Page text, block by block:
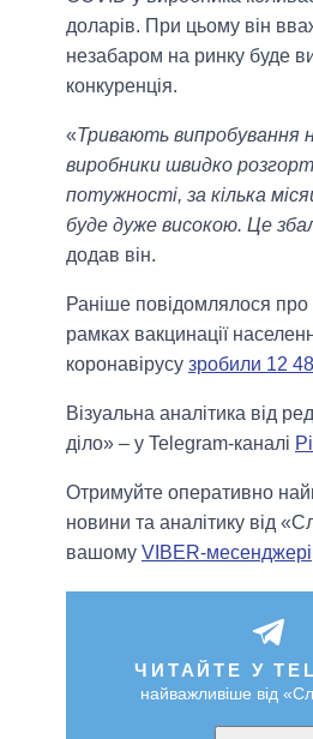
доларів. При цьому він
незабаром на ринку буде
конкуренція.
«Тривають випробування
виробники швидко
потужності, за кілька
буде дуже високою. Це
додав він.
Раніше повідомлялося про
рамках вакцинації
коронавірусу зробили 12
Візуальна аналітика від
діло» – у Telegram-каналі
Отримуйте оперативно
новини та аналітику від
вашому VIBER-месенджері
ЧИТАЙТЕ У
найважливіше від